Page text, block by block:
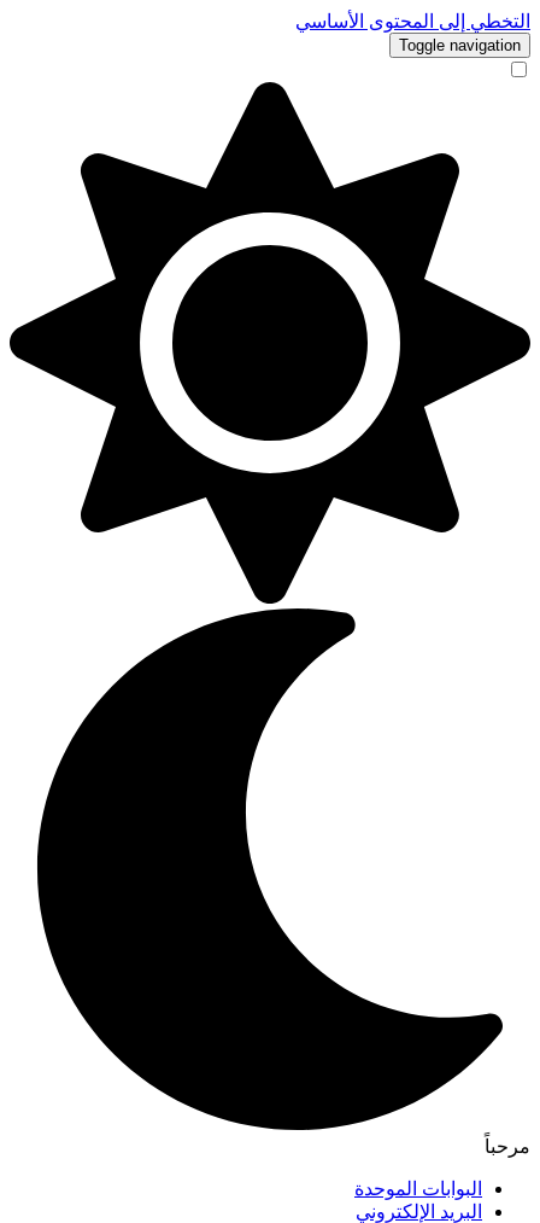
التخطي إلى المحتوى الأساسي
Toggle navigation
مرحباً
البوابات الموحدة
البريد الإلكتروني